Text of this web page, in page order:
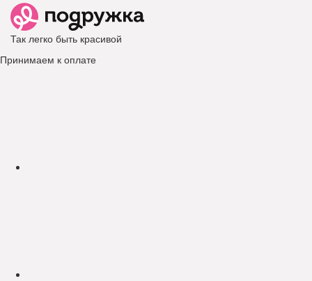
Так легко быть красивой
Принимаем к оплате